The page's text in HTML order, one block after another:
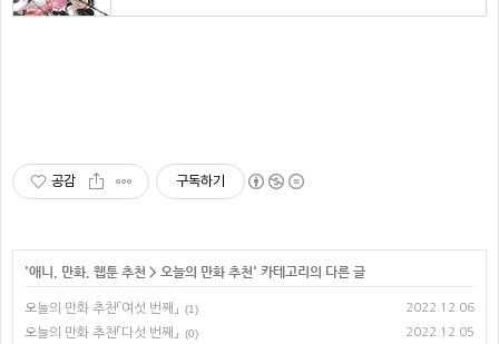
공감 구독하기
'애니, 만화, 웹툰 추천 > 오늘의 만화 추천' 카테고리의 다른 글
오늘의 만화 추천「여섯 번째」 (1) 2022.12.06
오늘의 만화 추천「다섯 번째」 (0) 2022.12.05